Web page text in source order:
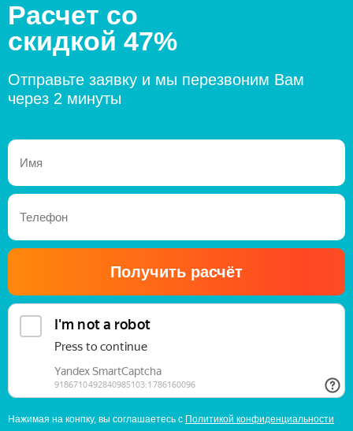
Расчет со
скидкой 47%
Отправьте заявку и мы перезвоним Вам
через 2 минуты
Получить расчёт
Нажимая на конпку, вы соглашаетесь с Политикой конфиденциальности